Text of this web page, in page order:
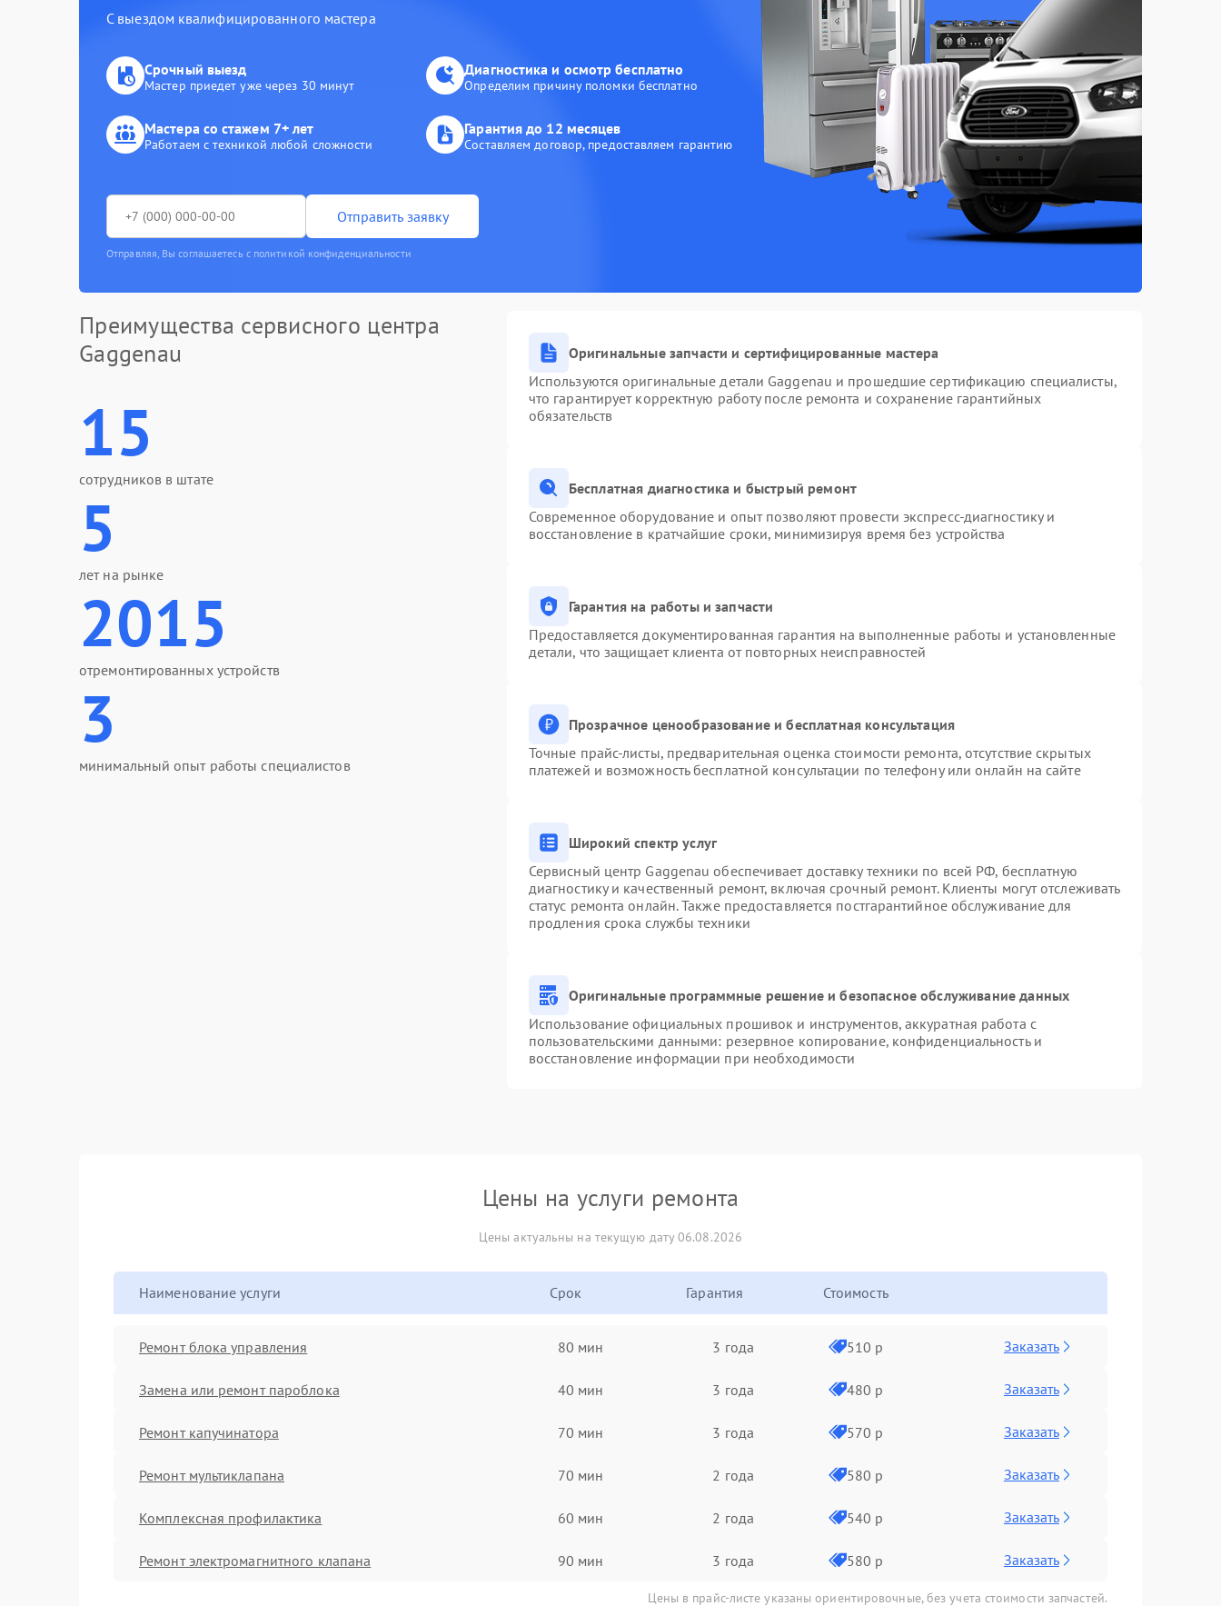
С выездом квалифицированного мастера
Срочный выезд
Мастер приедет уже через 30 минут
Диагностика и осмотр бесплатно
Определим причину поломки бесплатно
Мастера со стажем 7+ лет
Работаем с техникой любой сложности
Гарантия до 12 месяцев
Составляем договор, предоставляем гарантию
Отправить заявку
Отправляя, Вы соглашаетесь с политикой конфиденциальности
Преимущества сервисного центра
Gaggenau
15
сотрудников в штате
5
лет на рынке
2015
отремонтированных устройств
3
минимальный опыт работы специалистов
Оригинальные запчасти и сертифицированные мастера
Используются оригинальные детали Gaggenau и прошедшие сертификацию специалисты,
что гарантирует корректную работу после ремонта и сохранение гарантийных
обязательств
Бесплатная диагностика и быстрый ремонт
Современное оборудование и опыт позволяют провести экспресс-диагностику и
восстановление в кратчайшие сроки, минимизируя время без устройства
Гарантия на работы и запчасти
Предоставляется документированная гарантия на выполненные работы и установленные
детали, что защищает клиента от повторных неисправностей
Прозрачное ценообразование и бесплатная консультация
Точные прайс-листы, предварительная оценка стоимости ремонта, отсутствие скрытых
платежей и возможность бесплатной консультации по телефону или онлайн на сайте
Широкий спектр услуг
Сервисный центр Gaggenau обеспечивает доставку техники по всей РФ, бесплатную
диагностику и качественный ремонт, включая срочный ремонт. Клиенты могут отслеживать
статус ремонта онлайн. Также предоставляется постгарантийное обслуживание для
продления срока службы техники
Оригинальные программные решение и безопасное обслуживание данных
Использование официальных прошивок и инструментов, аккуратная работа с
пользовательскими данными: резервное копирование, конфиденциальность и
восстановление информации при необходимости
Цены на услуги ремонта
Цены актуальны на текущую дату 06.08.2026
Наименование услуги Срок Гарантия Стоимость
Ремонт блока управления 80 мин 3 года 510 р Заказать
Замена или ремонт пароблока 40 мин 3 года 480 р Заказать
Ремонт капучинатора 70 мин 3 года 570 р Заказать
Ремонт мультиклапана 70 мин 2 года 580 р Заказать
Комплексная профилактика 60 мин 2 года 540 р Заказать
Ремонт электромагнитного клапана 90 мин 3 года 580 р Заказать
Цены в прайс-листе указаны ориентировочные, без учета стоимости запчастей.